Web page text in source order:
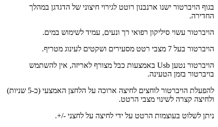
בגוף הויברטור ישנו ארנבנון רוטט לגירוי חיצוני של הדגדגן במהלך
החדירה.
הויברטור עשוי סיליקון רפואי רך ונעים, עמיד לשימוש במים.
הויברטור בעל 7 מצבי רטט מסעירים ושקטים לעינוג מטריף.
הויברטור נטען Usb באמצעות כבל מצורף לאריזה, אין להשתמש
בויברטור בזמן הטעינה.
להפעלת הויברטור לוחצים לחיצה ארוכה על הלחצן האמצעי (כ-5 שניות)
ולחיצה קצרה לשינוי מצבי הרטט.
ניתן לשלוט בעוצמות הרטט על ידי לחיצה על לחצני -/+.